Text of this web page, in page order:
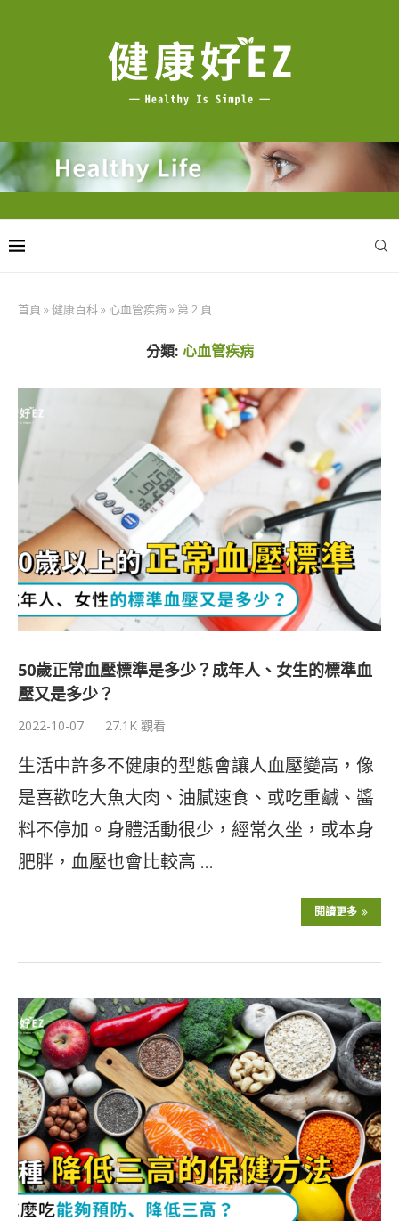
首頁 »健康百科»心血管疾病» 第 2 頁
分類: 心血管疾病
50歲正常血壓標準是多少？成年人、女生的標準血
壓又是多少？
2022-10-07 27.1K 觀看
生活中許多不健康的型態會讓人血壓變高，像
是喜歡吃大魚大肉、油膩速食、或吃重鹹、醬
料不停加。身體活動很少，經常久坐，或本身
肥胖，血壓也會比較高 …
閱讀更多